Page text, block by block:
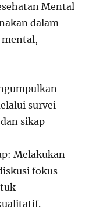
Mental
dalam
mental,
survei
sikap
Melakukan
fokus